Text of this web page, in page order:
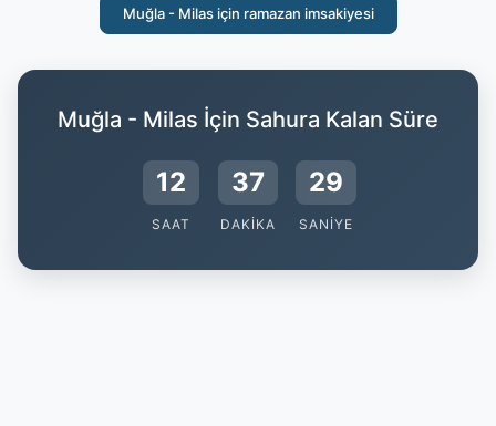
Muğla - Milas için ramazan imsakiyesi
Muğla - Milas İçin Sahura Kalan Süre
12
SAAT
37
DAKIKA
28
SANIYE